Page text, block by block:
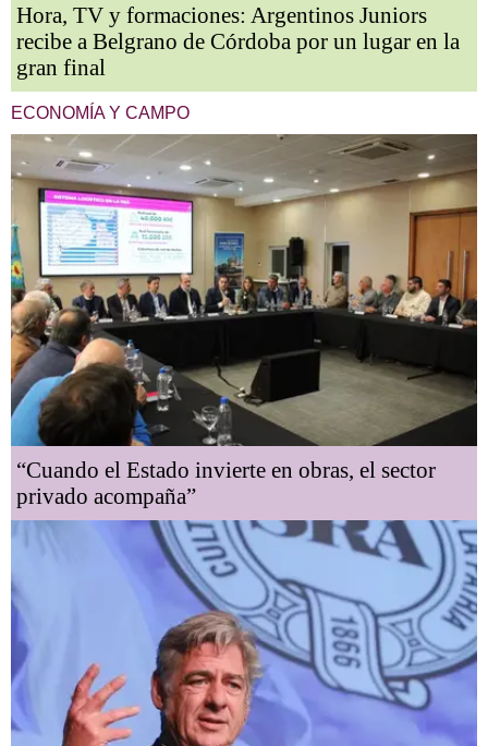
Hora, TV y formaciones: Argentinos Juniors
recibe a Belgrano de Córdoba por un lugar en la
gran final
ECONOMÍA Y CAMPO
“Cuando el Estado invierte en obras, el sector
privado acompaña”